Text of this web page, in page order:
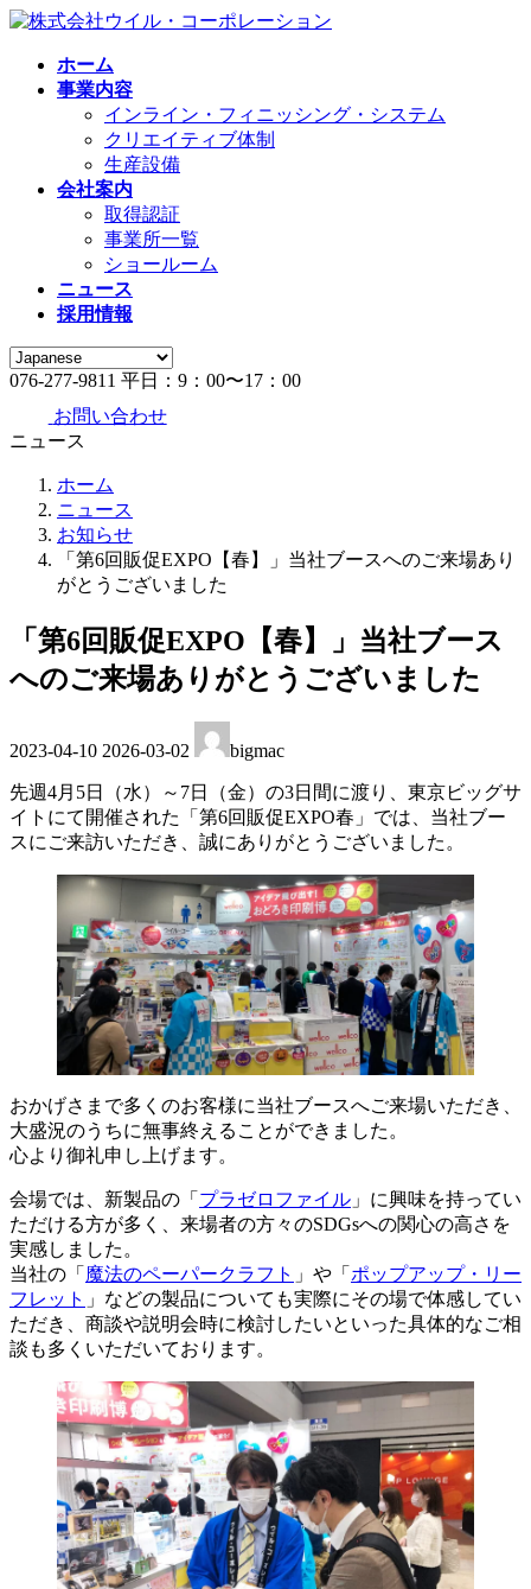
コ
ナ
ホーム
事業内容
インライン・フィニッシング・システム
クリエイティブ体制
生産設備
会社案内
取得認証
事業所一覧
ショールーム
ニュース
採用情報
076-277-9811 平日：9：00〜17：00
お問い合わせ
ニュース
ホーム
ニュース
お知らせ
「第6回販促EXPO【春】」当社ブースへのご来場あり
がとうございました
「第6回販促EXPO【春】」当社ブース
へのご来場ありがとうございました
2023-04-10 終
更
新
日
時
:
2026-03-02 bigmac
先週4月5日（水）～7日（金）の3日間に渡り、東京ビッグサ
イトにて開催された「第6回販促EXPO春」では、当社ブー
スにご来訪いただき、誠にありがとうございました。
おかげさまで多くのお客様に当社ブースへご来場いただき、
大盛況のうちに無事終えることができました。
心より御礼申し上げます。
会場では、新製品の「 プラゼロファイル 」に興味を持ってい
ただける方が多く、来場者の方々のSDGsへの関心の高さを
実感しました。
当社の「 魔法のペーパークラフト 」や「 ポップアップ・リー
フレット 」などの製品についても実際にその場で体感してい
ただき、商談や説明会時に検討したいといった具体的なご相
談も多くいただいております。